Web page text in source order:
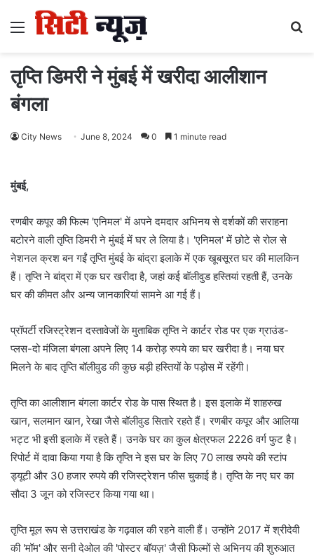
Menu
तृप्ति डिमरी ने मुंबई में खरीदा आलीशान
बंगला
City News June 8, 2024 0 1 minute read
मुंबई,
रणबीर कपूर की फिल्म 'एनिमल' में अपने दमदार अभिनय से दर्शकों की सराहना
बटोरने वाली तृप्ति डिमरी ने मुंबई में घर ले लिया है। 'एनिमल' में छोटे से रोल से
नेशनल क्रश बन गईं तृप्ति मुंबई के बांद्रा इलाके में एक खूबसूरत घर की मालकिन
हैं। तृप्ति ने बांद्रा में एक घर खरीदा है, जहां कई बॉलीवुड हस्तियां रहती हैं, उनके
घर की कीमत और अन्य जानकारियां सामने आ गई हैं।
प्रॉपर्टी रजिस्ट्रेशन दस्तावेजों के मुताबिक तृप्ति ने कार्टर रोड पर एक ग्राउंड-
प्लस-दो मंजिला बंगला अपने लिए 14 करोड़ रुपये का घर खरीदा है। नया घर
मिलने के बाद तृप्ति बॉलीवुड की कुछ बड़ी हस्तियों के पड़ोस में रहेंगी।
तृप्ति का आलीशान बंगला कार्टर रोड के पास स्थित है। इस इलाके में शाहरुख
खान, सलमान खान, रेखा जैसे बॉलीवुड सितारे रहते हैं। रणबीर कपूर और आलिया
भट्ट भी इसी इलाके में रहते हैं। उनके घर का कुल क्षेत्रफल 2226 वर्ग फुट है।
रिपोर्ट में दावा किया गया है कि तृप्ति ने इस घर के लिए 70 लाख रुपये की स्टांप
ड्यूटी और 30 हजार रुपये की रजिस्ट्रेशन फीस चुकाई है। तृप्ति के नए घर का
सौदा 3 जून को रजिस्टर किया गया था।
तृप्ति मूल रूप से उत्तराखंड के गढ़वाल की रहने वाली हैं। उन्होंने 2017 में श्रीदेवी
की 'मॉम' और सनी देओल की 'पोस्टर बॉयज़' जैसी फिल्मों से अभिनय की शुरुआत